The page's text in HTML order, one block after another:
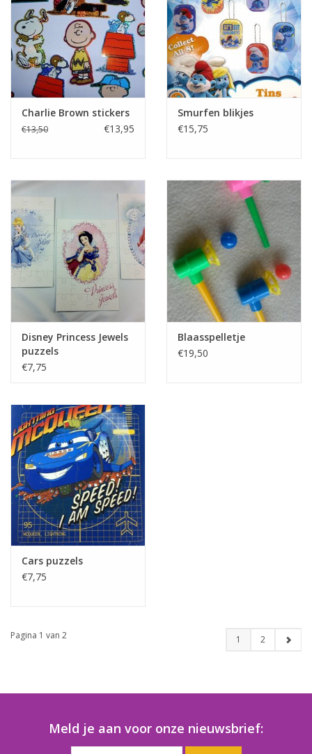
Charlie Brown stickers
€13,50 €13,95
Smurfen blikjes
€15,75
Disney Princess Jewels
puzzels
€7,75
Blaasspelletje
€19,50
Cars puzzels
€7,75
Pagina 1 van 2 1 2
Meld je aan voor onze nieuwsbrief: